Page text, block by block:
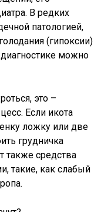
В редких
патологией,
(гипоксии)
можно
это –
Если икота
ложку или две
грудничка
также средства
такие, как слабый